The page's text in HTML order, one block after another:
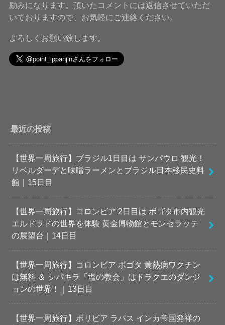
励みになります。頂いたコメントには返信させていただ
いておりますので、お気軽にご連絡ください。
よろしくお願い致します。
最近の投稿
【世界一周旅行】ブラジル1日目は サンパウロ 観光！
リベルダーデと味噌ラーメンとブラジル日本移民史料
館｜15日目
【世界一周旅行】コロンビア 2日目は ボゴタ市内観光
エルドラドの世界を体験 黄金博物館とモンセラッテ
の展望台｜14日目
【世界一周旅行】コロンビア ボゴタ 黄熱病ワクチン
は無料 ＆ シパキラ「塩の教会」はドラクエのダンジ
ョンの世界！｜13日目
【世界一周旅行】ボリビア ラパス インカ帝国発祥の